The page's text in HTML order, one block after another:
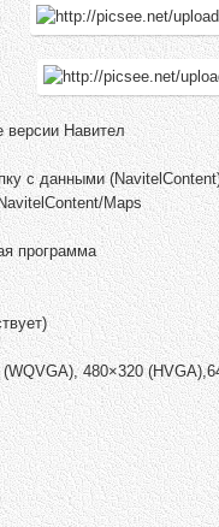
версии Нaвител
с данными
Maps
программа
480×320